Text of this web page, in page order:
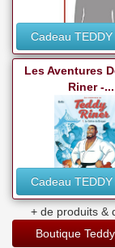
Cadeau TEDDY
Les Aventures
Riner -...
Cadeau TEDDY
+ de produits &
Boutique